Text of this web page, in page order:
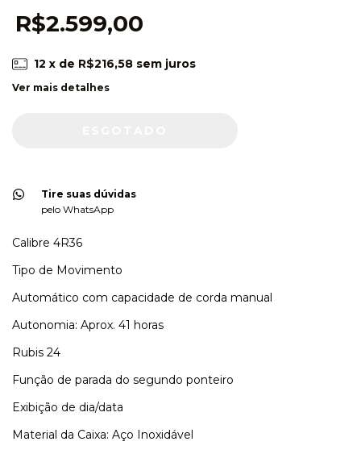
R$2.599,00
12 x de R$216,58 sem juros
Ver mais detalhes
Tire suas dúvidas
pelo WhatsApp
Calibre 4R36
Tipo de Movimento
Automático com capacidade de corda manual
Autonomia: Aprox. 41 horas
Rubis 24
Função de parada do segundo ponteiro
Exibição de dia/data
Material da Caixa: Aço Inoxidável